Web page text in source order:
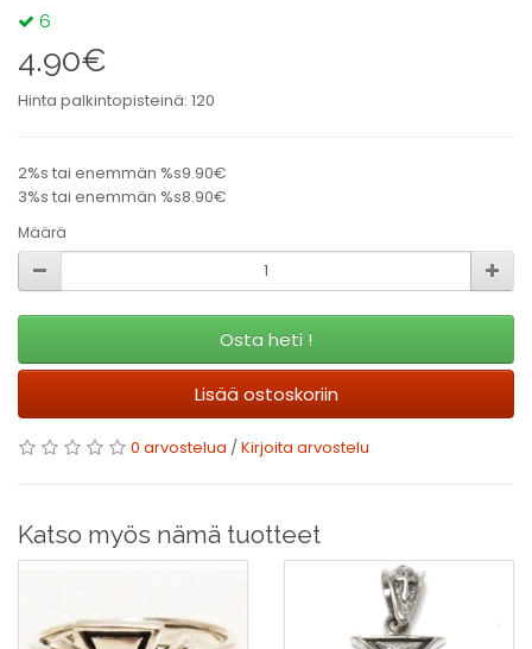
6
4.90€
Hinta palkintopisteinä: 120
2%s tai enemmän %s9.90€
3%s tai enemmän %s8.90€
Määrä
Osta heti !
Lisää ostoskoriin
0 arvostelua /Kirjoita arvostelu
Katso myös nämä tuotteet